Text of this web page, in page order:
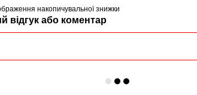
накопичувальної знижки
відгук або коментар